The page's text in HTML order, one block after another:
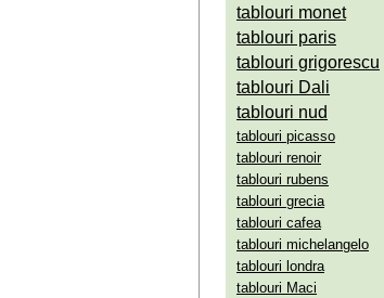
tablouri monet
tablouri paris
tablouri grigorescu
tablouri Dali
tablouri nud
tablouri picasso
tablouri renoir
tablouri rubens
tablouri grecia
tablouri cafea
tablouri michelangelo
tablouri londra
tablouri Maci